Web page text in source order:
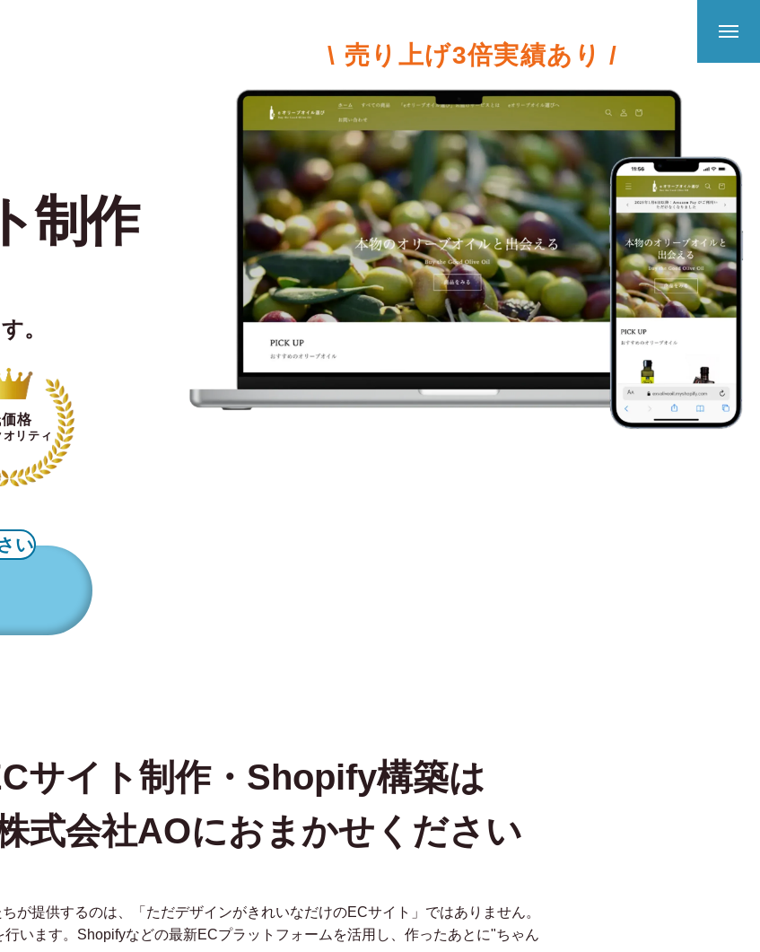
制作
。
格
リティ
\ 売り上げ3倍実績あり /
い
サイト制作・Shopify構築は
式会社AOにおまかせください
提供するのは、「ただデザインがきれいなだけのECサイト」ではありません。
います。Shopifyなどの最新ECプラットフォームを活用し、作ったあとに"ちゃん